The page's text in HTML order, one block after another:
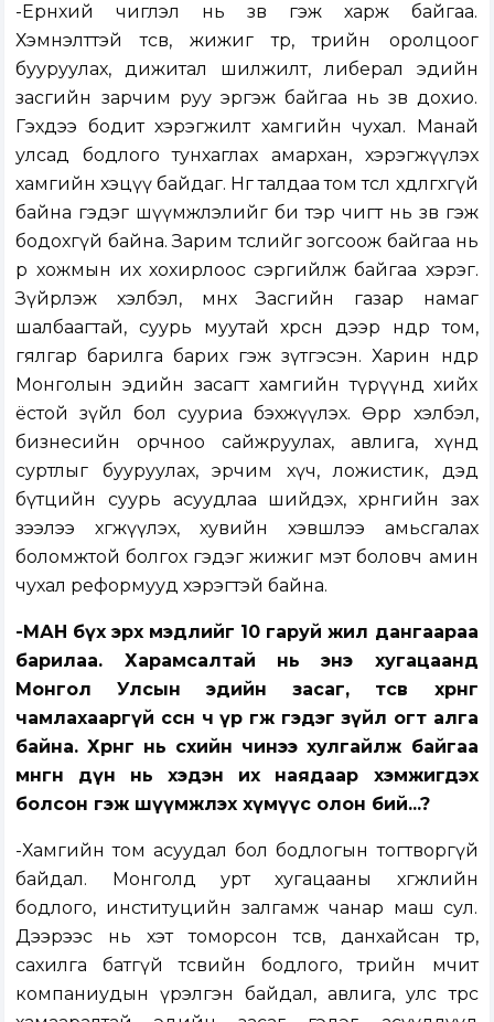
-Ерөнхий чиглэл нь зөв гэж харж байгаа.
Хэмнэлттэй төсөв, жижиг төр, төрийн оролцоог
бууруулах, дижитал шилжилт, либерал эдийн
засгийн зарчим руу эргэж байгаа нь зөв дохио.
Гэхдээ бодит хэрэгжилт хамгийн чухал. Манай
улсад бодлого тунхаглах амархан, хэрэгжүүлэх
хамгийн хэцүү байдаг. Нөгөө талдаа том төсөл хөдөлгөхгүй
байна гэдэг шүүмжлэлийг би тэр чигт нь зөв гэж
бодохгүй байна. Зарим төслийг зогсоож байгаа нь
өөрөө хожмын их хохирлоос сэргийлж байгаа хэрэг.
Зүйрлэж хэлбэл, өмнөх Засгийн газар намаг
шалбаагтай, суурь муутай хөрсөн дээр өндөр том,
гялгар барилга барих гэж зүтгэсэн. Харин өнөөдөр
Монголын эдийн засагт хамгийн түрүүнд хийх
ёстой зүйл бол сууриа бэхжүүлэх. Өөрөөр хэлбэл,
бизнесийн орчноо сайжруулах, авлига, хүнд
суртлыг бууруулах, эрчим хүч, ложистик, дэд
бүтцийн суурь асуудлаа шийдэх, хөрөнгийн зах
зээлээ хөгжүүлэх, хувийн хэвшлээ амьсгалах
боломжтой болгох гэдэг жижиг мэт боловч амин
чухал реформууд хэрэгтэй байна.
-МАН бүх эрх мэдлийг 10 гаруй жил дангаараа
барилаа. Харамсалтай нь энэ хугацаанд
Монгол Улсын эдийн засаг, төсөв хөрөнгө
чамлахааргүй өссөн ч үр өгөөж гэдэг зүйл огт алга
байна. Хөрөнгө нь өсөхийн чинээ хулгайлж байгаа
мөнгөн дүн нь хэдэн их наядаар хэмжигдэх
болсон гэж шүүмжлэх хүмүүс олон бий...?
-Хамгийн том асуудал бол бодлогын тогтворгүй
байдал. Монголд урт хугацааны хөгжлийн
бодлого, институцийн залгамж чанар маш сул.
Дээрээс нь хэт томорсон төсөв, данхайсан төр,
сахилга батгүй төсвийн бодлого, төрийн өмчит
компаниудын үрэлгэн байдал, авлига, улс төрөөс